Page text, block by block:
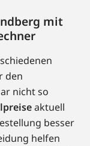
mit
den
nicht so
aktuell
besser
helfen